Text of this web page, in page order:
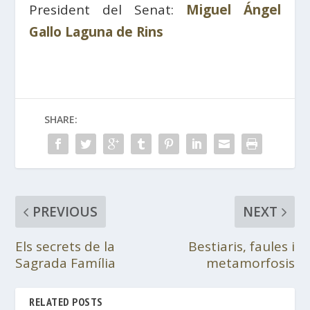
President del Senat: Miguel Ángel
Gallo Laguna de Rins
SHARE:
PREVIOUS
Els secrets de la
Sagrada Família
NEXT
Bestiaris, faules i
metamorfosis
RELATED POSTS